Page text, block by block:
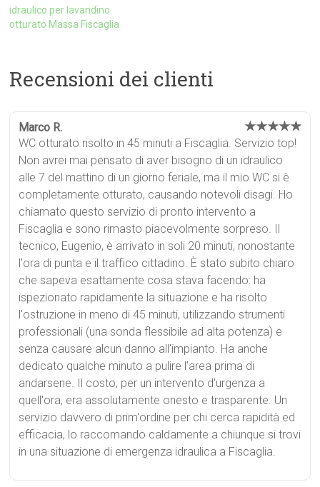
idraulico per lavandino
otturato Massa Fiscaglia
Recensioni dei clienti
Marco R. ★★★★★
WC otturato risolto in 45 minuti a Fiscaglia. Servizio top!
Non avrei mai pensato di aver bisogno di un idraulico
alle 7 del mattino di un giorno feriale, ma il mio WC si è
completamente otturato, causando notevoli disagi. Ho
chiamato questo servizio di pronto intervento a
Fiscaglia e sono rimasto piacevolmente sorpreso. Il
tecnico, Eugenio, è arrivato in soli 20 minuti, nonostante
l'ora di punta e il traffico cittadino. È stato subito chiaro
che sapeva esattamente cosa stava facendo: ha
ispezionato rapidamente la situazione e ha risolto
l'ostruzione in meno di 45 minuti, utilizzando strumenti
professionali (una sonda flessibile ad alta potenza) e
senza causare alcun danno all'impianto. Ha anche
dedicato qualche minuto a pulire l'area prima di
andarsene. Il costo, per un intervento d'urgenza a
quell'ora, era assolutamente onesto e trasparente. Un
servizio davvero di prim'ordine per chi cerca rapidità ed
efficacia, lo raccomando caldamente a chiunque si trovi
in una situazione di emergenza idraulica a Fiscaglia.